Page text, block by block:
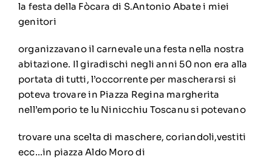
la festa della Fòcara di S.Antonio Abate i miei
genitori
organizzavano il carnevale una festa nella nostra
abitazione. Il giradischi negli anni 50 non era alla
portata di tutti, l’occorrente per mascherarsi si
poteva trovare in Piazza Regina margherita
nell’emporio te lu Ninicchiu Toscanu si potevano
trovare una scelta di maschere, coriandoli,vestiti
ecc…in piazza Aldo Moro di